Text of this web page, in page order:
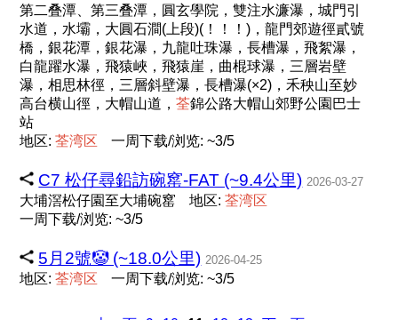
第二叠潭、第三叠潭，圓玄學院，雙注水濂瀑，城門引
水道，水壩，大圓石澗(上段)(！！！)，龍門郊遊徑貳號
橋，銀花潭，銀花瀑，九龍吐珠瀑，長槽瀑，飛絮瀑，
白龍躍水瀑，飛猿峽，飛猿崖，曲棍球瀑，三層岩壁
瀑，相思林徑，三層斜壁瀑，長槽瀑(×2)，禾秧山至妙
高台横山徑，大帽山道，荃錦公路大帽山郊野公園巴士
站
地区:荃湾区 一周下载/浏览: ~3/5
C7 松仔尋鉛訪碗窰-FAT (~9.4公里) 2026-03-27
大埔滘松仔園至大埔碗窰 地区:荃湾区
一周下载/浏览: ~3/5
5月2號🤡 (~18.0公里) 2026-04-25
地区:荃湾区 一周下载/浏览: ~3/5